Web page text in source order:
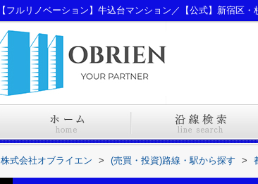
【フルリノベーション】牛込台マンション／【公式】新宿区
株式会社オブライエン > (売買・投資)路線・駅から探す >